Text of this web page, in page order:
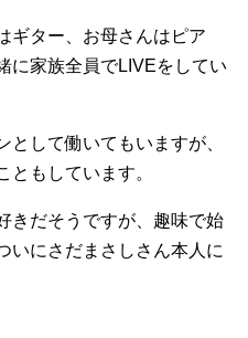
ギター、お母さんはピア
に家族全員でLIVEをしてい
として働いてもいますが、
ともしています。
きだそうですが、趣味で始
いにさだまさしさん本人に